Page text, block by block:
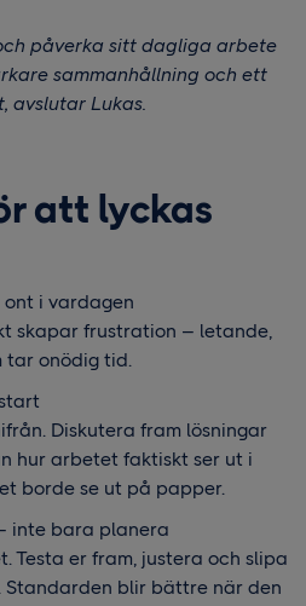
påverka sitt dagliga arbete
sammanhållning och ett
avslutar Lukas.
att lyckas
ont i vardagen
skapar frustration – letande,
tar onödig tid.
Diskutera fram lösningar
hur arbetet faktiskt ser ut i
borde se ut på papper.
inte bara planera
Testa er fram, justera och slipa
Standarden blir bättre när den